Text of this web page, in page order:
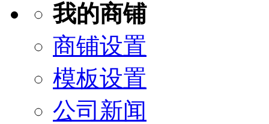
我的商铺
商铺设置
模板设置
公司新闻